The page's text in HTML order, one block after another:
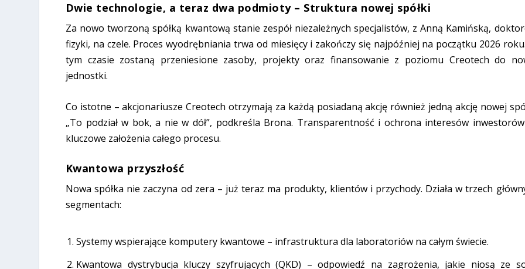
Dwie technologie, a teraz dwa podmioty – Struktura nowej spółki
Za nowo tworzoną spółką kwantową stanie zespół niezależnych specjalistów, z Anną Kamińską,
fizyki, na czele. Proces wyodrębniania trwa od miesięcy i zakończy się najpóźniej na początku 2026
tym czasie zostaną przeniesione zasoby, projekty oraz finansowanie z poziomu Creotech do
jednostki.
Co istotne – akcjonariusze Creotech otrzymają za każdą posiadaną akcję również jedną akcję nowej
„To podział w bok, a nie w dół”, podkreśla Brona. Transparentność i ochrona interesów
kluczowe założenia całego procesu.
Kwantowa przyszłość
Nowa spółka nie zaczyna od zera – już teraz ma produkty, klientów i przychody. Działa w trzech
segmentach:
Systemy wspierające komputery kwantowe – infrastruktura dla laboratoriów na całym świecie.
Kwantowa dystrybucja kluczy szyfrujących (QKD) – odpowiedź na zagrożenia, jakie niosą ze